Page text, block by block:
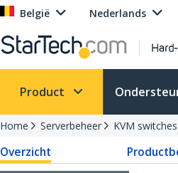
België Nederlands
Product
Home Serverbeheer KVM switches
Overzicht